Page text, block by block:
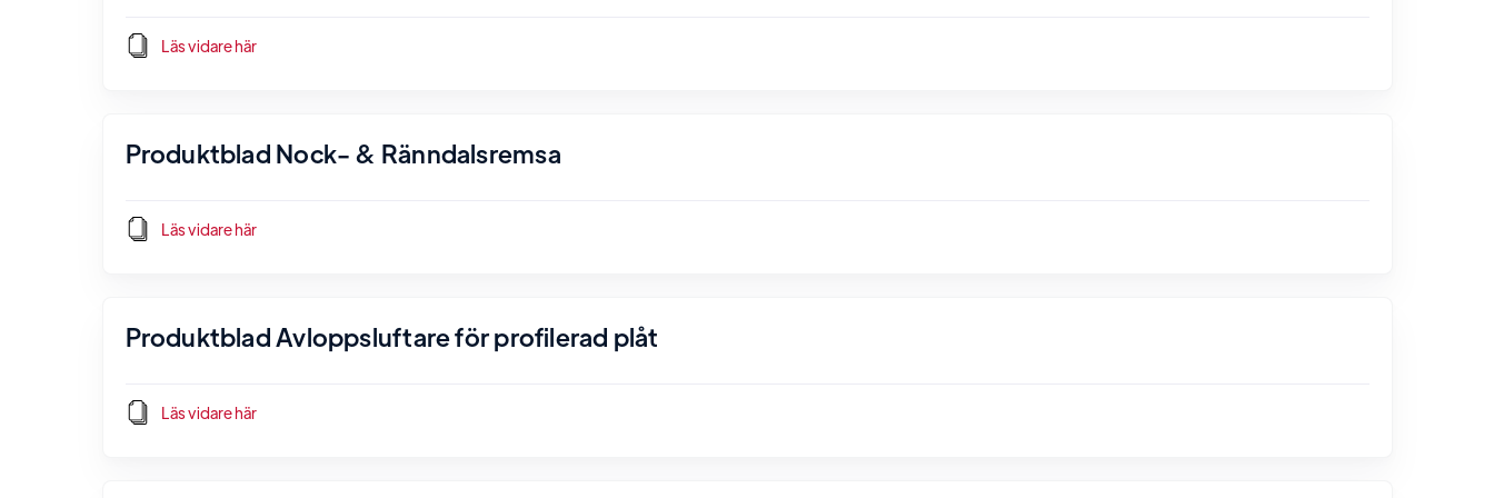
Läs vidare här
Produktblad Nock- & Ränndalsremsa
Läs vidare här
Produktblad Avloppsluftare för profilerad plåt
Läs vidare här